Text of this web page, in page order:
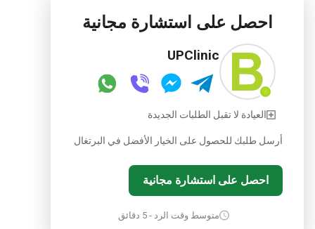
أب كلينيك بتقديم أفضل تجربة ممكنة لمرضاها.
احصل على استشارة مجانية
UPClinic
العيادة لا تقبل الطلبات الجديدة
أرسل طلبك للحصول على الخيار الأفضل في البرتغال
احصل على استشارة مجانية
متوسط وقت الرد - 5 دقائق